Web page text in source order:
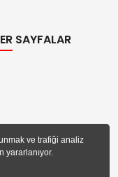
ve trafiği analiz
yararlanıyor.
SAYFALAR